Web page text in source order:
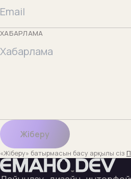
ХАБАРЛАМА
Жіберу
«Жіберу» батырмасын басу арқылы сіз